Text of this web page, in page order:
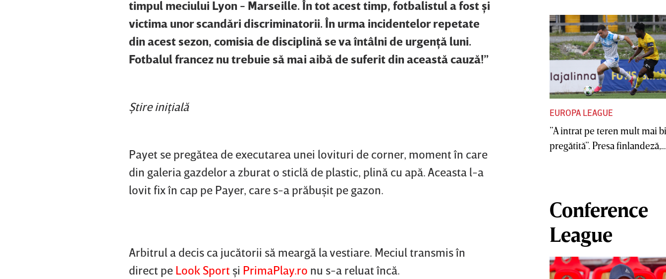
timpul meciului Lyon - Marseille. În tot acest timp, fotbalistul a fost şi
victima unor scandări discriminatorii. În urma incidentelor repetate
din acest sezon, comisia de disciplină se va întâlni de urgenţă luni.
Fotbalul francez nu trebuie să mai aibă de suferit din această cauză!”
Ştire iniţială
Payet se pregătea de executarea unei lovituri de corner, moment în care
din galeria gazdelor a zburat o sticlă de plastic, plină cu apă. Aceasta l-a
lovit fix în cap pe Payer, care s-a prăbuşit pe gazon.
Arbitrul a decis ca jucătorii să meargă la vestiare. Meciul transmis în
direct pe Look Sport şi PrimaPlay.ro nu s-a reluat încă.
EUROPA LEAGUE
”A intrat pe teren mult mai
pregătită”. Presa
Conference
League